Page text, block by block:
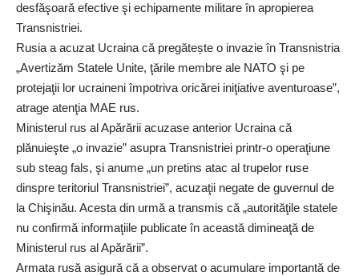
desfăşoară efective şi echipamente militare în apropierea
Transnistriei.
Rusia a acuzat Ucraina că pregătește o invazie în Transnistria
„Avertizăm Statele Unite, ţările membre ale NATO şi pe
protejaţii lor ucraineni împotriva oricărei iniţiative aventuroase”,
atrage atenţia MAE rus.
Ministerul rus al Apărării acuzase anterior Ucraina că
plănuieşte „o invazie” asupra Transnistriei printr-o operaţiune
sub steag fals, şi anume „un pretins atac al trupelor ruse
dinspre teritoriul Transnistriei”, acuzaţii negate de guvernul de
la Chişinău. Acesta din urmă a transmis că „autorităţile statele
nu confirmă informaţiile publicate în această dimineaţă de
Ministerul rus al Apărării”.
Armata rusă asigură că a observat o acumulare importantă de